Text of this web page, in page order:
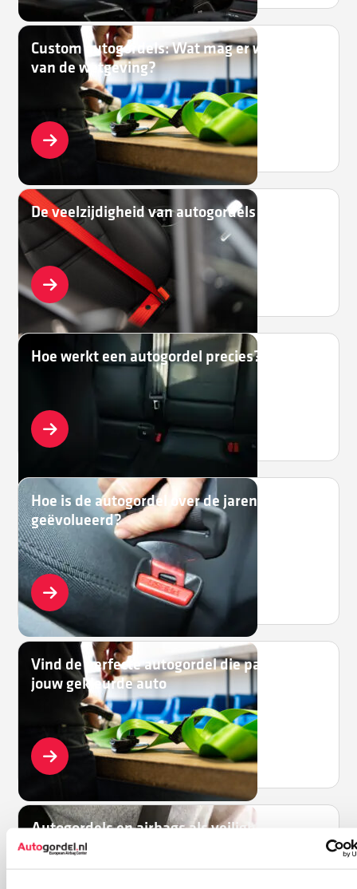
Custom autogordels: Wat mag er wel en niet
van de wetgeving?
De veelzijdigheid van autogordels
Hoe werkt een autogordel precies?
Hoe is de autogordel over de jaren
geëvolueerd?
Vind de perfecte autogordel die past bij
jouw gekleurde auto
Autogordels en airbags als veiligheidsteam
in jouw auto